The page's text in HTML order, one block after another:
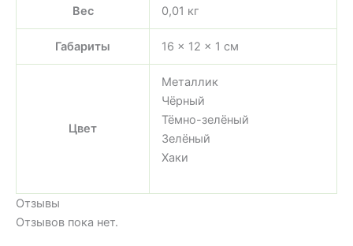
Вес 0,01 кг
Габариты 16 × 12 × 1 см
Цвет
Металлик
Чёрный
Тёмно-зелёный
Зелёный
Хаки
Отзывы
Отзывов пока нет.